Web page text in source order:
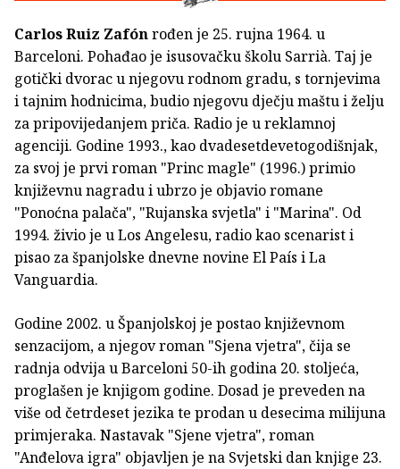
Carlos Ruiz Zafónrođen je 25. rujna 1964. u
Barceloni. Pohađao je isusovačku školu Sarrià. Taj je
gotički dvorac u njegovu rodnom gradu, s tornjevima
i tajnim hodnicima, budio njegovu dječju maštu i želju
za pripovijedanjem priča. Radio je u reklamnoj
agenciji. Godine 1993., kao dvadesetdevetogodišnjak,
za svoj je prvi roman "Princ magle" (1996.) primio
književnu nagradu i ubrzo je objavio romane
"Ponoćna palača", "Rujanska svjetla" i "Marina". Od
1994. živio je u Los Angelesu, radio kao scenarist i
pisao za španjolske dnevne novine El País i La
Vanguardia.
Godine 2002. u Španjolskoj je postao književnom
senzacijom, a njegov roman "Sjena vjetra", čija se
radnja odvija u Barceloni 50-ih godina 20. stoljeća,
proglašen je knjigom godine. Dosad je preveden na
više od četrdeset jezika te prodan u desecima milijuna
primjeraka. Nastavak "Sjene vjetra", roman
"Anđelova igra" objavljen je na Svjetski dan knjige 23.